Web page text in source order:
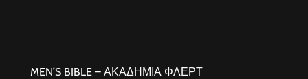
MEN’S BIBLE – ΑΚΑΔΗΜΙΑ ΦΛΕΡΤ